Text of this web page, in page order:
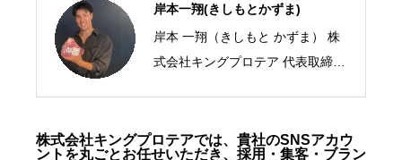
岸本一翔(きしもとかずま)
岸本 一翔（きしもと かずま） 株
式会社キングプロテア 代表取締役
市生まれ。10代からSNSマーケテ
株式会社キングプロテアでは、貴社のSNSアカウ
ントを丸ごとお任せいただき、採用・集客・ブラン